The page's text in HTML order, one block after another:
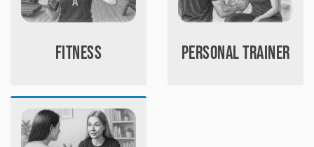
Fitness Personal trainer